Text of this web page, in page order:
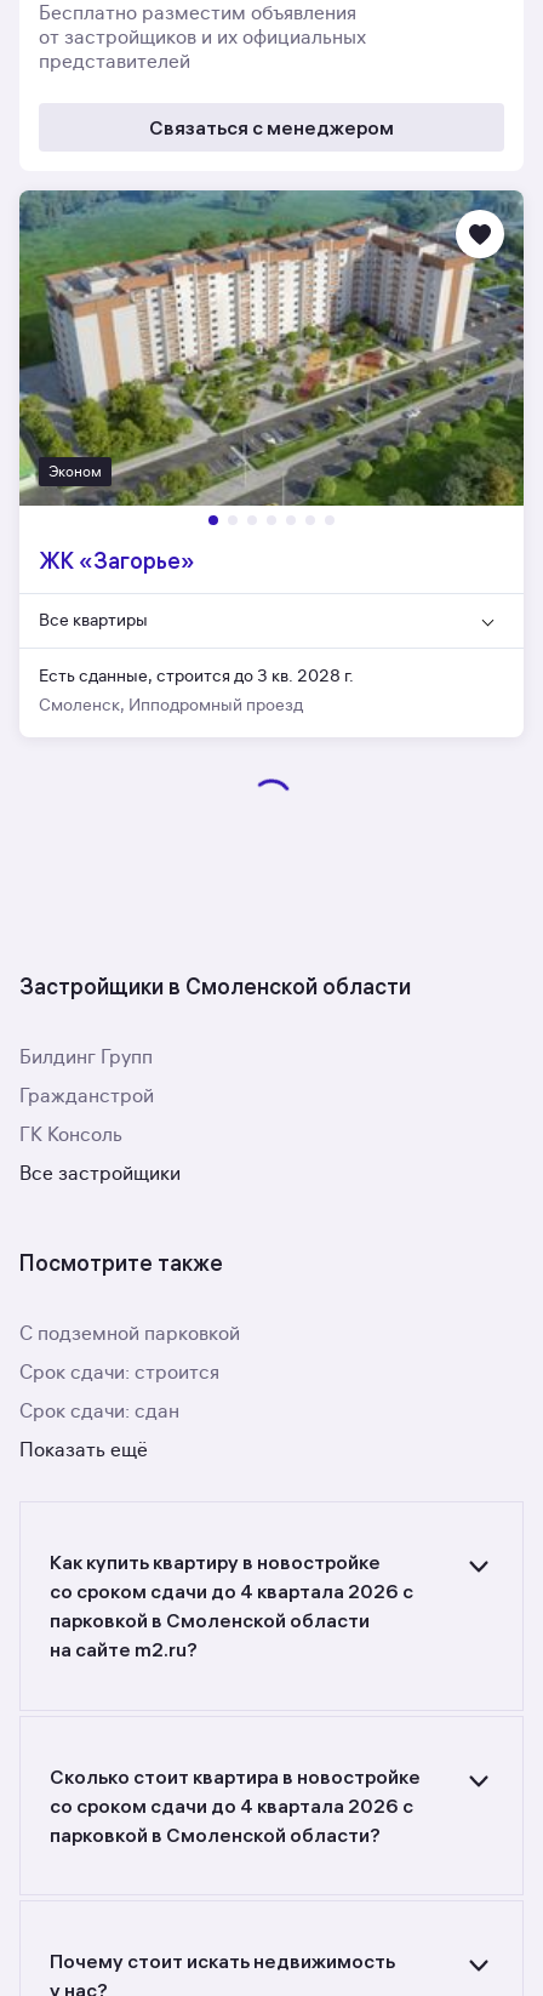
Бесплатно разместим объявления
от застройщиков и их официальных
представителей
Связаться с менеджером
Эконом
ЖК «Загорье»
Все квартиры
Есть сданные, строится до 3 кв. 2028 г.
Смоленск, Ипподромный проезд
Застройщики в Смоленской области
Билдинг Групп
Гражданстрой
ГК Консоль
Все застройщики
Посмотрите также
С подземной парковкой
Срок сдачи: строится
Срок сдачи: сдан
Показать ещё
Как купить квартиру в новостройке
со сроком сдачи до 4 квартала 2026 с
парковкой в Смоленской области
на сайте m2.ru?
Воспользуйтесь фильтрами или поиском
в разделе.
Сколько стоит квартира в новостройке
со сроком сдачи до 4 квартала 2026 с
парковкой в Смоленской области?
Площадь составляет от 20 до 129,03 кв. м.,
цена квадратного метра — от 67 500
Почему стоит искать недвижимость
у нас?